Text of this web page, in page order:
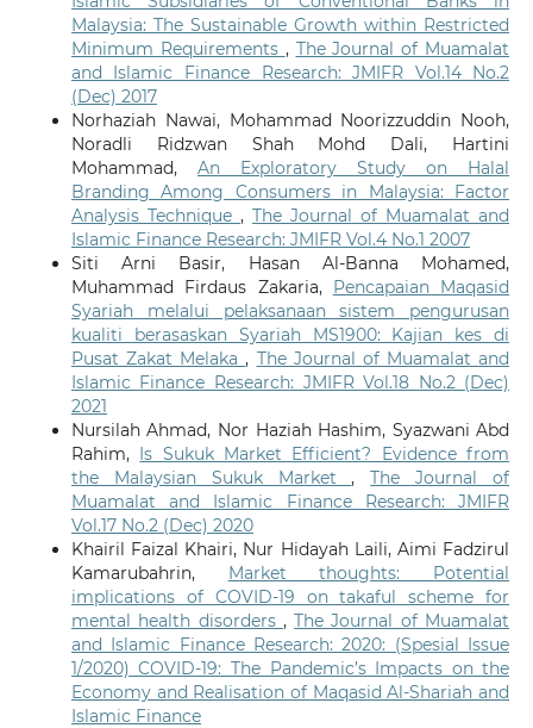
Malaysia: The Sustainable Growth within Restricted
Minimum Requirements , The Journal of Muamalat
and Islamic Finance Research: JMIFR Vol.14 No.2
(Dec) 2017
Norhaziah Nawai, Mohammad Noorizzuddin Nooh,
Noradli Ridzwan Shah Mohd Dali, Hartini
Mohammad, An Exploratory Study on Halal
Branding Among Consumers in Malaysia: Factor
Analysis Technique ,The Journal of Muamalat and
Islamic Finance Research: JMIFR Vol.4 No.1 2007
Siti Arni Basir, Hasan Al-Banna Mohamed,
Muhammad Firdaus Zakaria, Pencapaian Maqasid
Syariah melalui pelaksanaan sistem pengurusan
kualiti berasaskan Syariah MS1900: Kajian kes di
Pusat Zakat Melaka, The Journal of Muamalat and
Islamic Finance Research: JMIFR Vol.18 No.2 (Dec)
2021
Nursilah Ahmad, Nor Haziah Hashim, Syazwani Abd
Rahim, Is Sukuk Market Efficient? Evidence from
the Malaysian Sukuk Market,The Journal of
Muamalat and Islamic Finance Research: JMIFR
Vol.17 No.2 (Dec) 2020
Khairil Faizal Khairi, Nur Hidayah Laili, Aimi Fadzirul
Kamarubahrin, Market thoughts: Potential
implications of COVID-19 on takaful scheme for
mental health disorders ,The Journal of Muamalat
and Islamic Finance Research: 2020: (Spesial Issue
1/2020) COVID-19: The Pandemic’s Impacts on the
Economy and Realisation of Maqasid Al-Shariah and
Islamic Finance